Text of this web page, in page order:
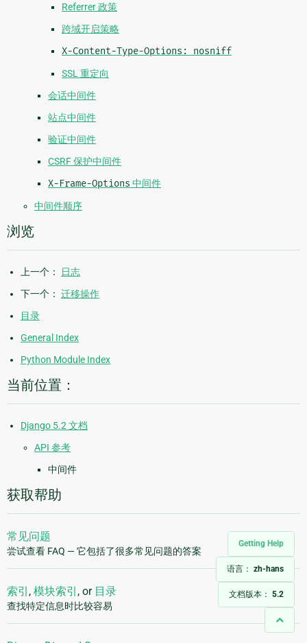
Getting Help
语言： zh-hans
文档版本： 5.2
Referrer 政策
跨域开启策略
X-Content-Type-Options: nosniff
SSL 重定向
会话中间件
站点中间件
验证中间件
CSRF 保护中间件
X-Frame-Options 中间件
中间件顺序
浏览
上一个：
日志
下一个： 迁移操作
目录
General Index
Python Module Index
当前位置：
Django 5.2 文档
API 参考
中间件
获取帮助
常见问题
尝试查看 FAQ — 它包括了很多常见问题的答案
索引 , 模块索引 , or 目录
查找特定信息时比较容易